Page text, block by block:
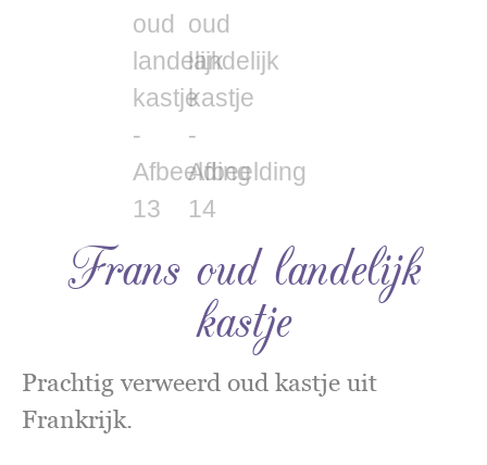
Frans oud landelijk
kastje
Prachtig verweerd oud kastje uit
Frankrijk.